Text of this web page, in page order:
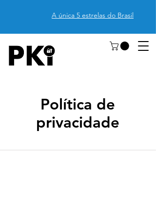
A única 5 estrelas do Brasil
Política de
privacidade